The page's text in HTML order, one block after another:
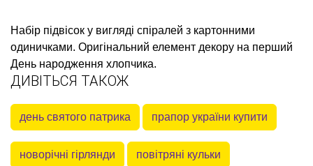
Набір підвісок у вигляді спіралей з картонними
одиничками. Оригінальний елемент декору на перший
День народження хлопчика.
ДИВІТЬСЯ ТАКОЖ
день святого патрика прапор україни купити
новорічні гірлянди повітряні кульки